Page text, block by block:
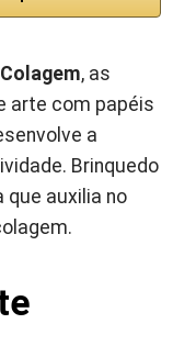
, as
arte com papéis
a
Brinquedo
que auxilia no